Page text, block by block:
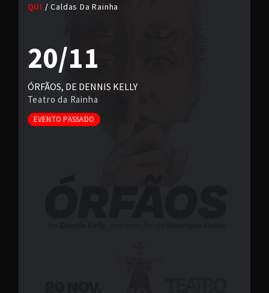
QUI Caldas Da Rainha
20/11
ÓRFÃOS, DE DENNIS KELLY
Teatro da Rainha
EVENTO PASSADO